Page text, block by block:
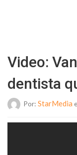
Video:
dentista
Por: StarMedia